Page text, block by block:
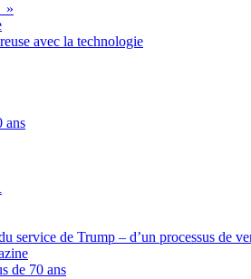
»
avec la technologie
ans
service de Trump – d’un processus de
de 70 ans